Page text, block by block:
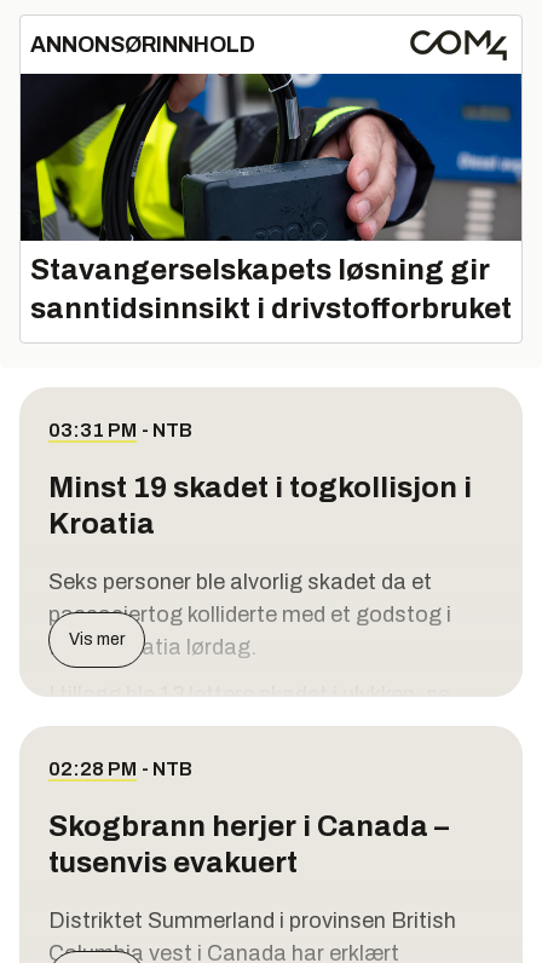
ANNONSØRINNHOLD
Stavangerselskapets løsning gir
sanntidsinnsikt i drivstofforbruket
03:31 PM - NTB
Minst 19 skadet i togkollisjon i
Kroatia
Seks personer ble alvorlig skadet da et
passasjertog kolliderte med et godstog i
Nord-Kroatia lørdag.
I tillegg ble 13 lettere skadet i ulykken, sa
Kroatias visestatsminister Tomo Medved
som besøkte ulykkesstedet lørdag, ifølge
JutarnjiList.
Nødetatene fikk melding om ulykken like
skum under togene for å hindre at drivstoff
Vis mer
02:28 PM - NTB
Skogbrann herjer i Canada –
tusenvis evakuert
Distriktet Summerland i provinsen British
Columbia vest i Canada har erklært